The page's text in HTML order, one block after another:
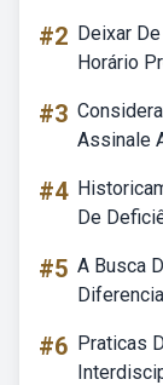
#2 Deixar
Horário
#3
Assinale
#4
De
#5 A Busca
#6 Praticas